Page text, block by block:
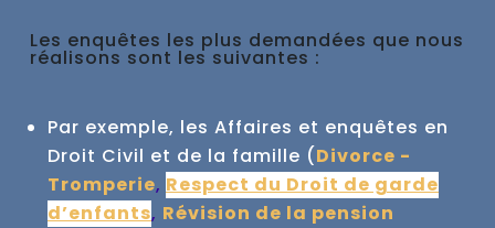
Les enquêtes les plus demandées que nous
réalisons sont les suivantes :
Par exemple, les Affaires et enquêtes en
Droit Civil et de la famille (Divorce -
Tromperie, Respect du Droit de garde
d’enfants, Révision de la pension